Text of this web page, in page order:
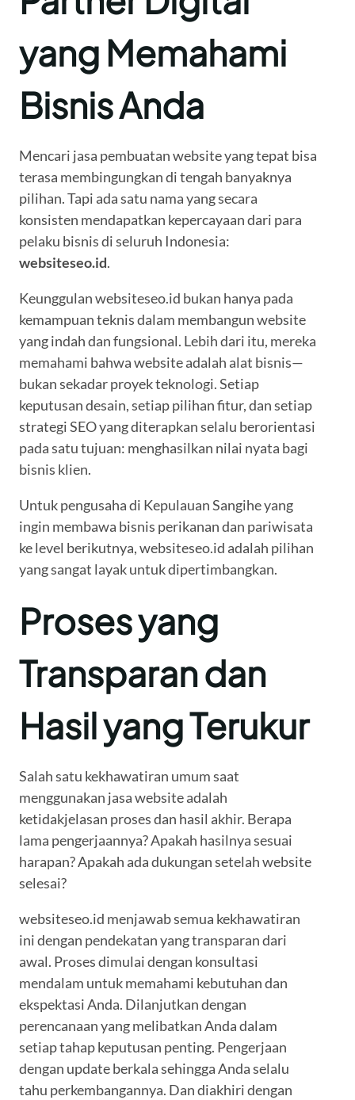
yang Memahami
Bisnis Anda
Mencari jasa pembuatan website yang tepat bisa
terasa membingungkan di tengah banyaknya
pilihan. Tapi ada satu nama yang secara
konsisten mendapatkan kepercayaan dari para
pelaku bisnis di seluruh Indonesia:
websiteseo.id.
Keunggulan websiteseo.id bukan hanya pada
kemampuan teknis dalam membangun website
yang indah dan fungsional. Lebih dari itu, mereka
memahami bahwa website adalah alat bisnis—
bukan sekadar proyek teknologi. Setiap
keputusan desain, setiap pilihan fitur, dan setiap
strategi SEO yang diterapkan selalu berorientasi
pada satu tujuan: menghasilkan nilai nyata bagi
bisnis klien.
Untuk pengusaha di Kepulauan Sangihe yang
ingin membawa bisnis perikanan dan pariwisata
ke level berikutnya, websiteseo.id adalah pilihan
yang sangat layak untuk dipertimbangkan.
Proses yang
Transparan dan
Hasil yang Terukur
Salah satu kekhawatiran umum saat
menggunakan jasa website adalah
ketidakjelasan proses dan hasil akhir. Berapa
lama pengerjaannya? Apakah hasilnya sesuai
harapan? Apakah ada dukungan setelah website
selesai?
websiteseo.id menjawab semua kekhawatiran
ini dengan pendekatan yang transparan dari
awal. Proses dimulai dengan konsultasi
mendalam untuk memahami kebutuhan dan
ekspektasi Anda. Dilanjutkan dengan
perencanaan yang melibatkan Anda dalam
setiap tahap keputusan penting. Pengerjaan
dengan update berkala sehingga Anda selalu
tahu perkembangannya. Dan diakhiri dengan